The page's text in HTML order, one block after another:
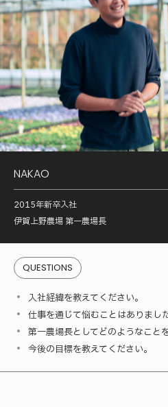
NAKAO
2015年新卒入社
伊賀上野農場 第一農場長
QUESTIONS
入社経緯を教えてください。
仕事を通じて悩むことはありました
第一農場長としてどのようなこと
今後の目標を教えてください。